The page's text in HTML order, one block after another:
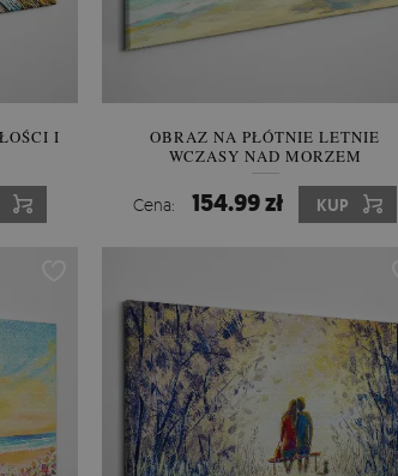
I
OBRAZ NA PŁÓTNIE LETNIE
WCZASY NAD MORZEM
Cena: 154.99 zł KUP